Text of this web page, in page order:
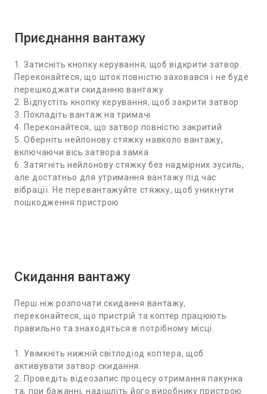
Приєднання вантажу
1. Затисніть кнопку керування, щоб відкрити затвор.
Переконайтеся, що шток повністю заховався і не буде
перешкоджати скиданню вантажу
2. Відпустіть кнопку керування, щоб закрити затвор
3. Покладіть вантаж на тримачі
4. Переконайтеся, що затвор повністю закритий
5. Оберніть нейлонову стяжку навколо вантажу,
включаючи вісь затвора замка
6. Затягніть нейлонову стяжку без надмірних зусиль,
але достатньо для утримання вантажу під час
вібрації. Не перевантажуйте стяжку, щоб уникнути
пошкодження пристрою
Скидання вантажу
Перш ніж розпочати скидання вантажу,
переконайтеся, що пристрій та коптер працюють
правильно та знаходяться в потрібному місці.
1. Увімкніть нижній світлодіод коптера, щоб
активувати затвор скидання.
2. Проведіть відеозапис процесу отримання пакунка
та, при бажанні, надішліть його виробнику пристрою